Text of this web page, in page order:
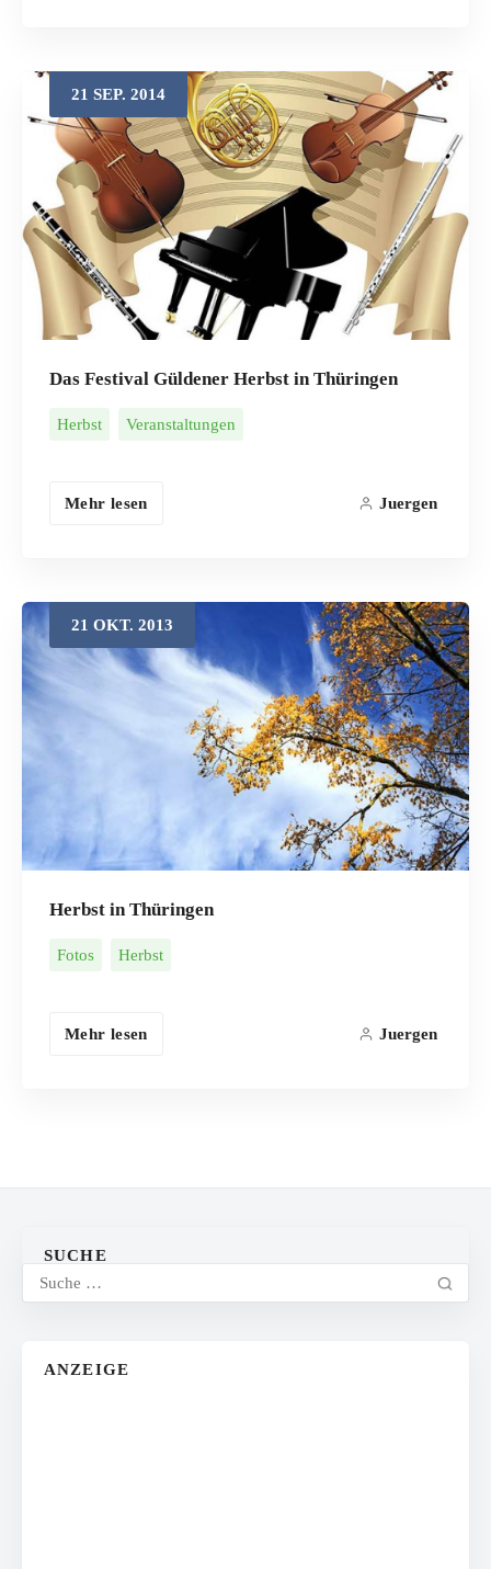
21 SEP. 2014
Das Festival Güldener Herbst in Thüringen
Herbst Veranstaltungen
Mehr lesen Juergen
21 OKT. 2013
Herbst in Thüringen
Fotos Herbst
Mehr lesen Juergen
SUCHE
ANZEIGE